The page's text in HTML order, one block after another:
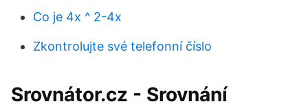
Co je 4x ^ 2-4x
Zkontrolujte své telefonní číslo
Srovnátor.cz - Srovnání